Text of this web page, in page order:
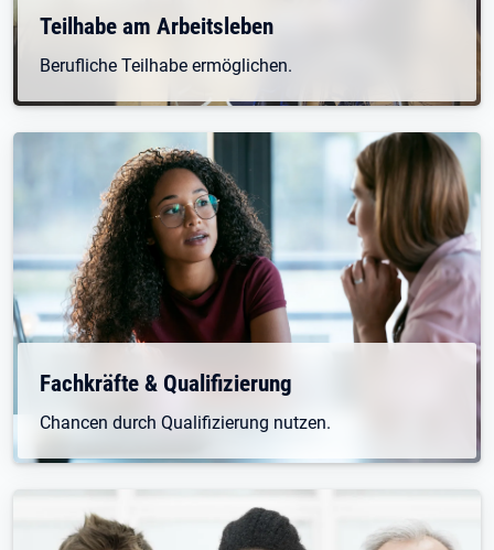
Teilhabe am Arbeitsleben
Berufliche Teilhabe ermöglichen.
Öffnet in neuem Tab
Fachkräfte & Qualifizierung
Chancen durch Qualifizierung nutzen.